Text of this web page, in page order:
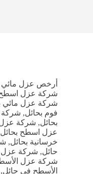
أرخص عزل مائي
شركة عزل اسطح
شركة عزل مائي
فوم بحائل, شركة
بحائل, شركة عزل
عزل اسطح بحائل
خرسانية بحائل,
حائل, شركة عزل
شركة عزل
الأسطح في حائل,